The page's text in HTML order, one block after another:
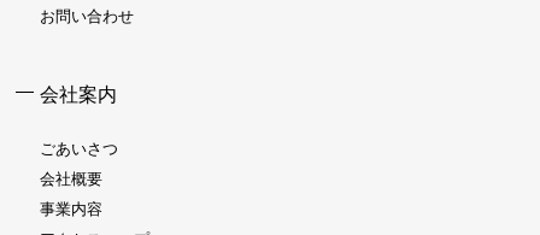
お問い合わせ
会社案内
ごあいさつ
会社概要
事業内容